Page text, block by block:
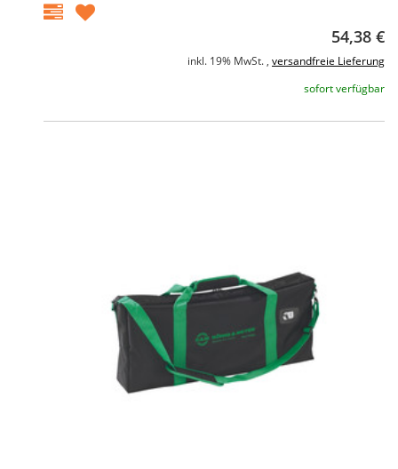
54,38 €
inkl. 19% MwSt. , versandfreie Lieferung
sofort verfügbar